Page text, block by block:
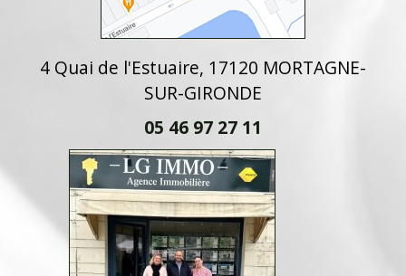
4 Quai de l'Estuaire, 17120 MORTAGNE-
SUR-GIRONDE
05 46 97 27 11